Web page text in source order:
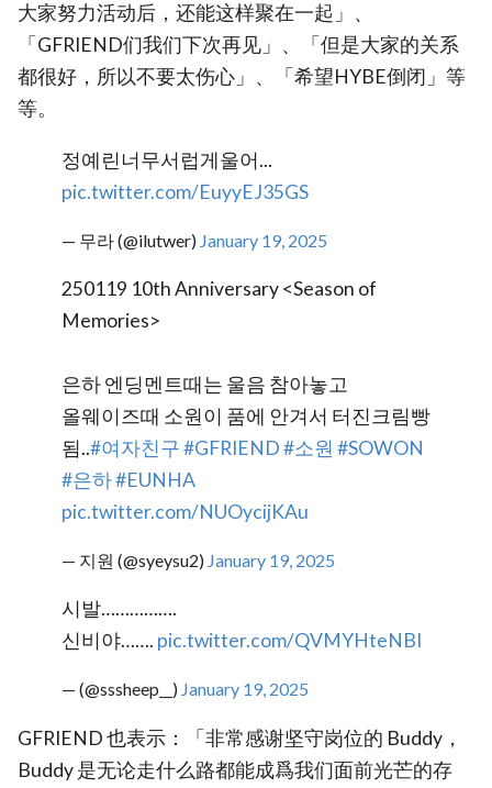
大家努力活动后，还能这样聚在一起」、
「GFRIEND们我们下次再见」、「但是大家的关系
都很好，所以不要太伤心」、「希望HYBE倒闭」等
等。
정예린너무서럽게울어...
pic.twitter.com/EuyyEJ35GS
— 무라 (@ilutwer) January 19, 2025
250119 10th Anniversary <Season of
Memories>
은하 엔딩멘트때는 울음 참아놓고
올웨이즈때 소원이 품에 안겨서 터진크림빵
됨..#여자친구#GFRIEND#소원 #SOWON
#은하#EUNHA
pic.twitter.com/NUOycijKAu
— 지원 (@syeysu2) January 19, 2025
시발…………….
신비야……. pic.twitter.com/QVMYHteNBI
— (@sssheep__) January 19, 2025
GFRIEND 也表示：「非常感谢坚守岗位的 Buddy，
Buddy 是无论走什么路都能成爲我们面前光芒的存